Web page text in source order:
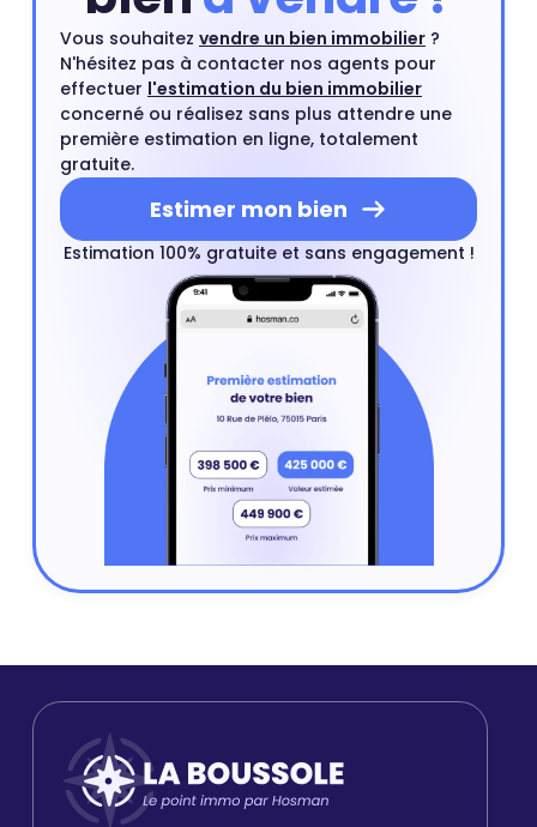
Vous souhaitez vendre un bien immobilier ?
N'hésitez pas à contacter nos agents pour
effectuer l'estimation du bien immobilier
concerné ou réalisez sans plus attendre une
première estimation en ligne, totalement
gratuite.
Estimer mon bien
Estimation 100% gratuite et sans engagement !